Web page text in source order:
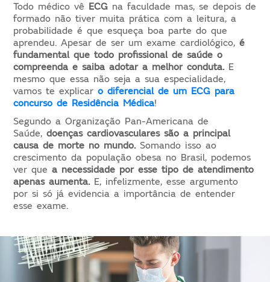
Todo médico vê ECG na faculdade mas, se depois de
formado não tiver muita prática com a leitura, a
probabilidade é que esqueça boa parte do que
aprendeu. Apesar de ser um exame cardiológico,é
fundamental que todo profissional de saúde o
compreenda e saiba adotar a melhor conduta.E
mesmo que essa não seja a sua especialidade,
vamos te explicaro diferencial de um ECG para
concurso de Residência Médica!
Segundo a Organização Pan-Americana de
Saúde,doenças cardiovasculares são a principal
causa de morte no mundo.Somando isso ao
crescimento da população obesa no Brasil, podemos
ver quea necessidade por esse tipo de atendimento
apenas aumenta.E, infelizmente, esse argumento
por si só já evidencia a importância de entender
esse exame.